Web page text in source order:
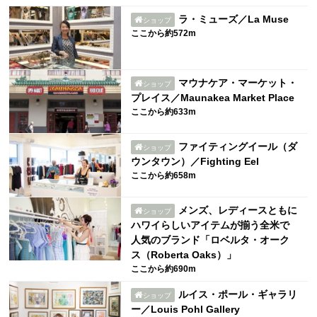
ショップ ラ・ミューズ／La Muse
ここから約572m
ショップ
マウナケア・マーケット・
プレイス／Maunakea Market Place
ここから約633m
ショップ
ファイティングイール（ダ
ウンタウン）／Fighting Eel
ここから約658m
ショップ
メンズ、レディースともに
ハワイらしいアイテムが揃う全米で
人気のブランド「ロベルタ・オーク
ス（Roberta Oaks）」
ここから約690m
ショップ
ルイス・ポール・ギャラリ
ー／Louis Pohl Gallery